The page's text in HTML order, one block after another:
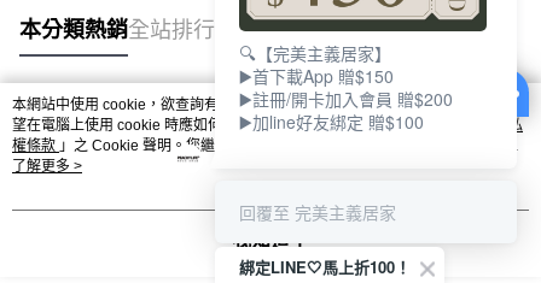
本分類熱銷全站排行
熱門標籤
本網站中使用 cookie，欲查詢有關本網站使用 cookie 方式之詳情，及若您不希
望在電腦上使用 cookie 時應如何變更電腦的 cookie 設定，請參閱本網站「
隱私
權條款 」之 Cookie 聲明。您繼續使用本網站即表示您同意本公司得按本網站使
用條款之 Cookie 聲明使用 cookie。
了解更多 >
我知道了
🔍【完美主義居家】
▶️首下載App 贈$150
▶️註冊/開卡加入會員 贈$200
▶️加line好友綁定 贈$100
回覆至 完美主義居家
綁定LINE🤍馬上折100！